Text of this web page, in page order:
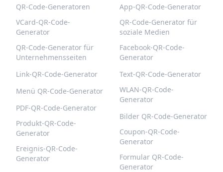
QR-Code-Generatoren
VCard-QR-Code-
Generator
QR-Code-Generator für
Unternehmensseiten
Link-QR-Code-Generator
Menü QR-Code-Generator
PDF-QR-Code-Generator
Produkt-QR-Code-
Generator
Ereignis-QR-Code-
Generator
App-QR-Code-Generator
QR-Code-Generator für
soziale Medien
Facebook-QR-Code-
Generator
Text-QR-Code-Generator
WLAN-QR-Code-
Generator
Bilder QR-Code-Generator
Coupon-QR-Code-
Generator
Formular QR-Code-
Generator